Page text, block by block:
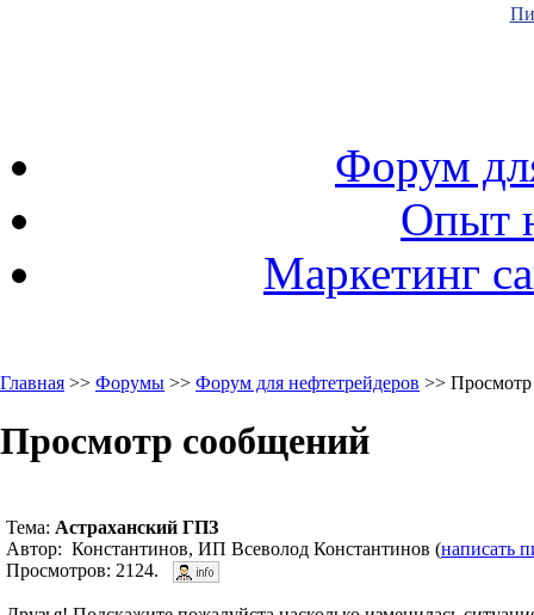
Форум
Опыт
Маркетинг
Главная >> Форумы >> Форум для нефтетрейдеров >>
Просмотр сообщений
Тема: Астраханский ГПЗ
Автор: Константинов, ИП Всеволод Константинов (написать
Просмотров: 2124.